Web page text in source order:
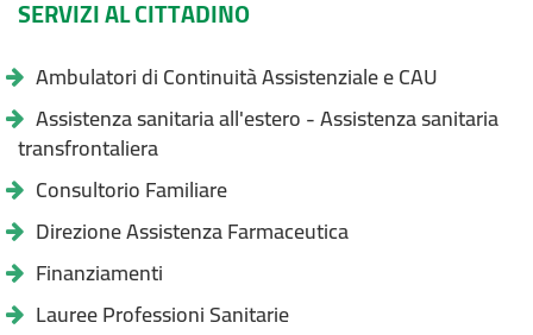
SERVIZI AL CITTADINO
Ambulatori di Continuità Assistenziale e CAU
Assistenza sanitaria all'estero - Assistenza sanitaria
transfrontaliera
Consultorio Familiare
Direzione Assistenza Farmaceutica
Finanziamenti
Lauree Professioni Sanitarie